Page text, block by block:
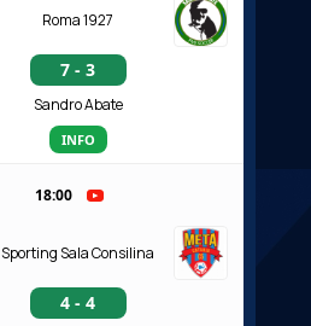
Roma 1927
7 - 3
Sandro Abate
INFO
18:00
Sporting Sala Consilina
4 - 4